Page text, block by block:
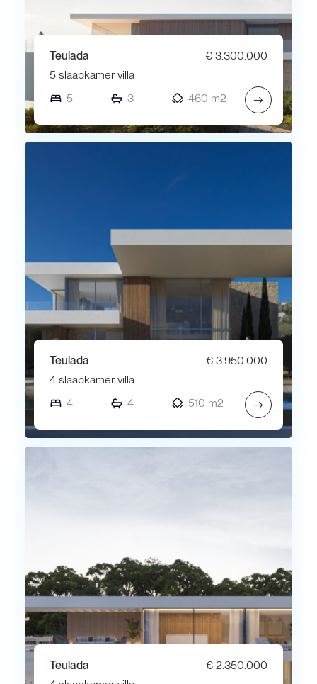
Teulada
€ 3.300.000
5 slaapkamer villa
5
3 460 m2 →
Teulada
€ 3.950.000
4 slaapkamer villa
4
4 510 m2 →
Teulada
€ 2.350.000